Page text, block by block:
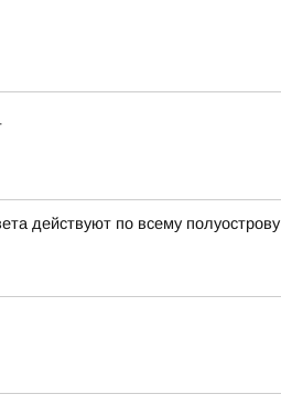
действуют по всему полуострову